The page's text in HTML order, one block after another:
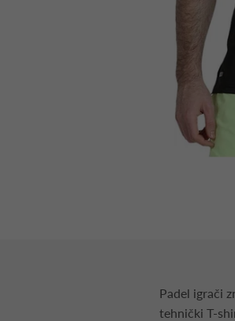
Padel igrači
tehnički T-